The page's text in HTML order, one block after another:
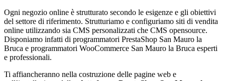
Ogni negozio online è strutturato secondo le esigenze e gli obiettivi
del settore di riferimento. Strutturiamo e configuriamo siti di vendita
online utilizzando sia CMS personalizzati che CMS opensource.
Disponiamo infatti di programmatori PrestaShop San Mauro la
Bruca e programmatori WooCommerce San Mauro la Bruca esperti
e professionali.
Ti affiancheranno nella costruzione delle pagine web e